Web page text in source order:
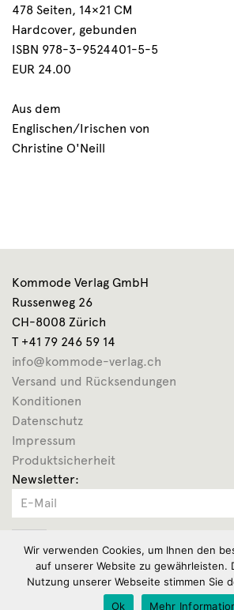
478 Seiten, 14×21 CM
Hardcover, gebunden
ISBN 978-3-9524401-5-5
EUR 24.00
Aus dem
Englischen/Irischen von
Christine O'Neill
Kommode Verlag GmbH
Russenweg 26
CH-8008 Zürich
T +41 79 246 59 14
info@kommode-verlag.ch
Versand und Rücksendungen
Konditionen
Datenschutz
Impressum
Produktsicherheit
Newsletter:
OK
Wir verwenden Cookies, um Ihnen den
auf unserer Website zu gewährleisten.
Nutzung unserer Webseite stimmen Sie
Ok
Mehr